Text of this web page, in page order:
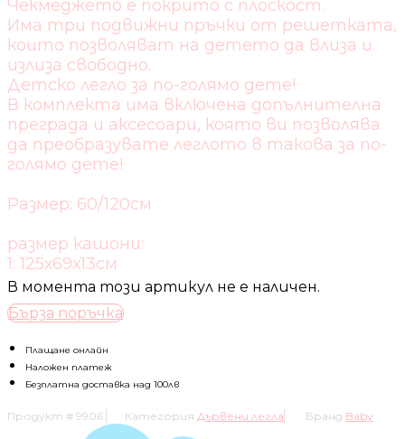
Чекмеджето е покрито с плоскост.
Има три подвижни пръчки от решетката,
които позволяват на детето да влиза и
излиза свободно.
Детско легло за по-голямо дете!
В комплекта има включена допълнителна
преграда и аксесоари, която ви позволява
да преобразувате леглото в такова за по-
голямо дете!
Размер: 60/120см
размер кашони:
1: 125х69х13см
В момента този артикул не е наличен.
Бърза поръчка
Плащане онлайн
Наложен платеж
Безплатна доставка над 100лв
Продукт # 9906 Категория Дървени легла Бранд Baby